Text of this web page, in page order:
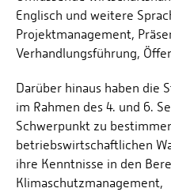
Englisch und weitere
Projektmanagement,
Verhandlungsführung,
Darüber hinaus haben die
im Rahmen des 4. und 6.
Schwerpunkt zu
betriebswirtschaftlichen
ihre Kenntnisse in den
Klimaschutzmanagement,